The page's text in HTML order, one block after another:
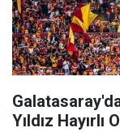
Yıldız Hayırlı